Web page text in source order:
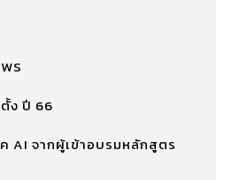
ง ปี 66
AI จากผู้เข้าอบรมหลักสูตร